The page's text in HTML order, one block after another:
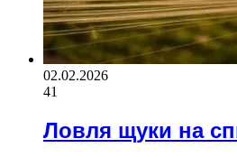
02.02.2026
41
Ловля щуки на